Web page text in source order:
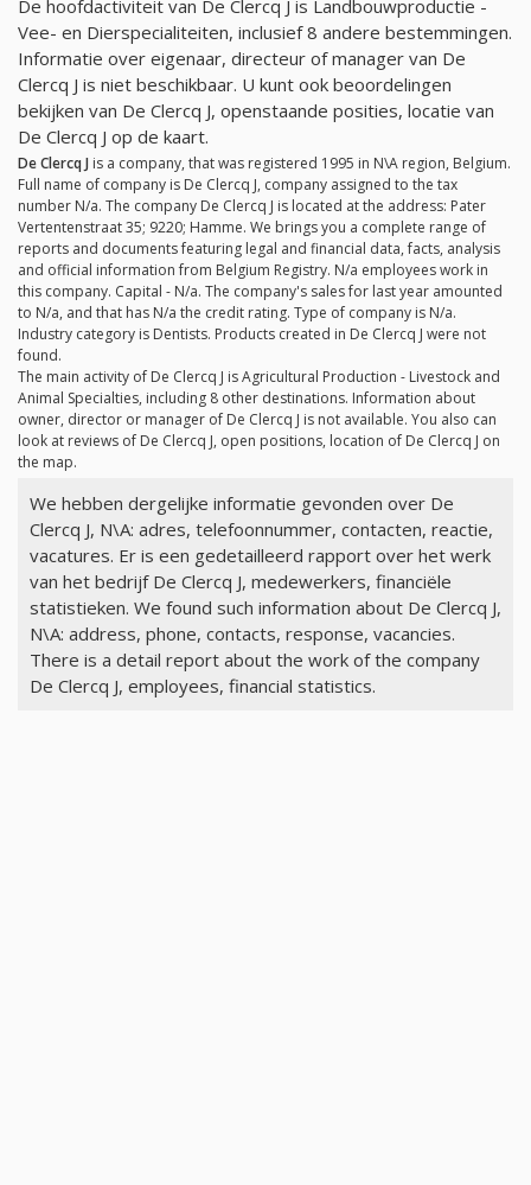
De hoofdactiviteit van De Clercq J is Landbouwproductie -
Vee- en Dierspecialiteiten, inclusief 8 andere bestemmingen.
Informatie over eigenaar, directeur of manager van De
Clercq J is niet beschikbaar. U kunt ook beoordelingen
bekijken van De Clercq J, openstaande posities, locatie van
De Clercq J op de kaart.
De Clercq J is a company, that was registered 1995 in N\A region, Belgium.
Full name of company is De Clercq J, company assigned to the tax
number N/a. The company De Clercq J is located at the address: Pater
Vertentenstraat 35; 9220; Hamme. We brings you a complete range of
reports and documents featuring legal and financial data, facts, analysis
and official information from Belgium Registry. N/a employees work in
this company. Capital - N/a. The company's sales for last year amounted
to N/a, and that has N/a the credit rating. Type of company is N/a.
Industry category is Dentists. Products created in De Clercq J were not
found.
The main activity of De Clercq J is Agricultural Production - Livestock and
Animal Specialties, including 8 other destinations. Information about
owner, director or manager of De Clercq J is not available. You also can
look at reviews of De Clercq J, open positions, location of De Clercq J on
the map.
We hebben dergelijke informatie gevonden over De
Clercq J, N\A: adres, telefoonnummer, contacten, reactie,
vacatures. Er is een gedetailleerd rapport over het werk
van het bedrijf De Clercq J, medewerkers, financiële
statistieken. We found such information about De Clercq J,
N\A: address, phone, contacts, response, vacancies.
There is a detail report about the work of the company
De Clercq J, employees, financial statistics.